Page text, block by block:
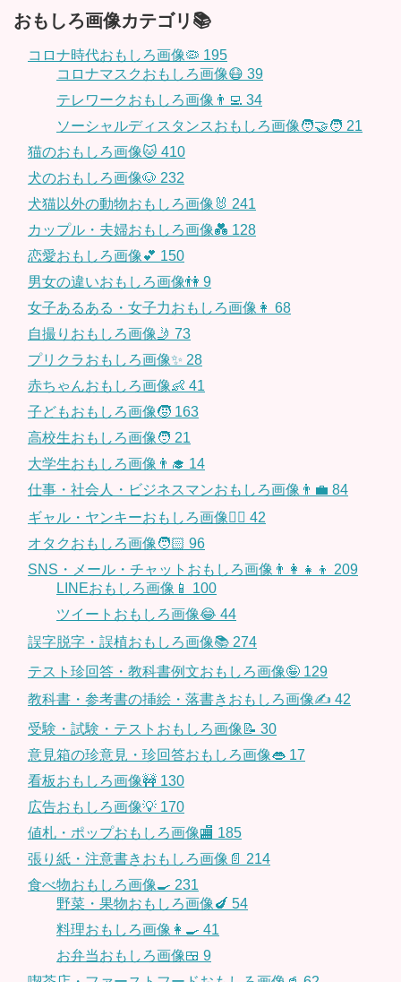
おもしろ画像カテゴリ📚
コロナ時代おもしろ画像🦠 195
コロナマスクおもしろ画像😷 39
テレワークおもしろ画像👨‍💻 34
ソーシャルディスタンスおもしろ画像🧑‍🤝‍🧑 21
猫のおもしろ画像🐱 410
犬のおもしろ画像🐶 232
犬猫以外の動物おもしろ画像🐰 241
カップル・夫婦おもしろ画像💑 128
恋愛おもしろ画像💕 150
男女の違いおもしろ画像👫 9
女子あるある・女子力おもしろ画像👩 68
自撮りおもしろ画像🤳 73
プリクラおもしろ画像✨ 28
赤ちゃんおもしろ画像👶 41
子どもおもしろ画像🧒 163
高校生おもしろ画像🧑 21
大学生おもしろ画像👨‍🎓 14
仕事・社会人・ビジネスマンおもしろ画像👨‍💼 84
ギャル・ヤンキーおもしろ画像👱‍♀️ 42
オタクおもしろ画像🧑🏻 96
SNS・メール・チャットおもしろ画像👨‍👩‍👧‍👦 209
LINEおもしろ画像📱 100
ツイートおもしろ画像😂 44
誤字脱字・誤植おもしろ画像📚 274
テスト珍回答・教科書例文おもしろ画像🤪 129
教科書・参考書の挿絵・落書きおもしろ画像✍️ 42
受験・試験・テストおもしろ画像📝 30
意見箱の珍意見・珍回答おもしろ画像👄 17
看板おもしろ画像🚧 130
広告おもしろ画像💡 170
値札・ポップおもしろ画像🏬 185
張り紙・注意書きおもしろ画像📄 214
食べ物おもしろ画像🍳 231
野菜・果物おもしろ画像🍆 54
料理おもしろ画像👩‍🍳 41
お弁当おもしろ画像🍱 9